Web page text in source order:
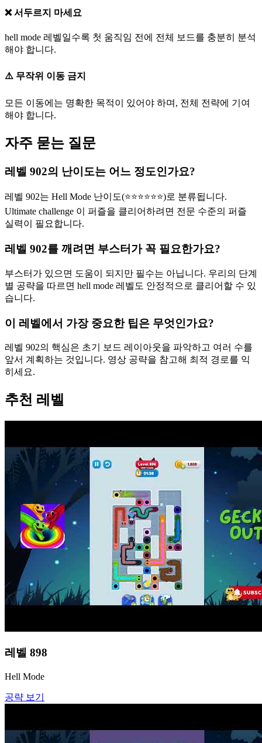
❌ 서두르지 마세요
hell mode 레벨일수록 첫 움직임 전에 전체 보드를 충분히 분석
해야 합니다.
⚠️ 무작위 이동 금지
모든 이동에는 명확한 목적이 있어야 하며, 전체 전략에 기여
해야 합니다.
자주 묻는 질문
레벨 902의 난이도는 어느 정도인가요?
레벨 902는 Hell Mode 난이도(⭐⭐⭐⭐⭐⭐)로 분류됩니다.
Ultimate challenge 이 퍼즐을 클리어하려면 전문 수준의 퍼즐
실력이 필요합니다.
레벨 902를 깨려면 부스터가 꼭 필요한가요?
부스터가 있으면 도움이 되지만 필수는 아닙니다. 우리의 단계
별 공략을 따르면 hell mode 레벨도 안정적으로 클리어할 수 있
습니다.
이 레벨에서 가장 중요한 팁은 무엇인가요?
레벨 902의 핵심은 초기 보드 레이아웃을 파악하고 여러 수를
앞서 계획하는 것입니다. 영상 공략을 참고해 최적 경로를 익
히세요.
추천 레벨
레벨 898
Hell Mode
공략 보기